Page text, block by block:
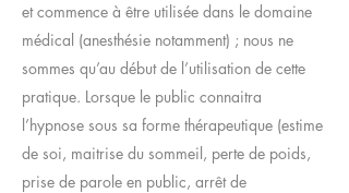
et commence à être utilisée dans le domaine
médical (anesthésie notamment) ; nous ne
sommes qu’au début de l’utilisation de cette
pratique. Lorsque le public connaitra
l’hypnose sous sa forme thérapeutique (estime
de soi, maitrise du sommeil, perte de poids,
prise de parole en public, arrêt de